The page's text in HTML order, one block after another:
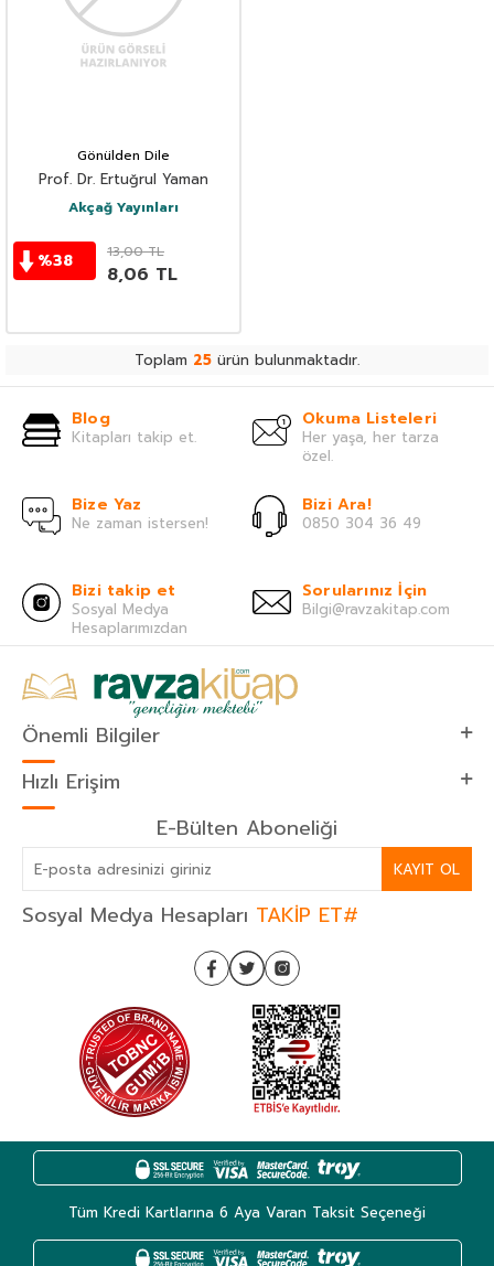
Gönülden Dile
Prof. Dr. Ertuğrul Yaman
Akçağ Yayınları
%38 13,00TL
8,06 TL
Toplam 25 ürün bulunmaktadır.
Blog
Kitapları takip et.
Okuma Listeleri
Her yaşa, her tarza
özel.
Bize Yaz
Ne zaman istersen!
Bizi Ara!
0850 304 36 49
Bizi takip et
Sosyal Medya
Hesaplarımızdan
Sorularınız İçin
Bilgi@ravzakitap.com
Önemli Bilgiler
Hızlı Erişim
E-Bülten Aboneliği
KAYIT OL
Sosyal Medya Hesapları TAKİP ET#
Tüm Kredi Kartlarına 6 Aya Varan Taksit Seçeneği